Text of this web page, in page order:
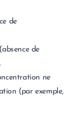
de
de
ne
(par exemple,